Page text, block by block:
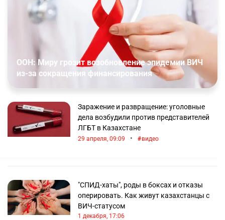
ООН: Миру грозит возобновление эпидемии ВИЧ
из-за сокращения финансирования
Заражение и развращение: уголовные
дела возбудили против представителей
ЛГБТ в Казахстане
29 апреля, 09:09 • видео
"СПИД-хаты", роды в боксах и отказы
оперировать. Как живут казахстанцы с
ВИЧ-статусом
1 декабря, 17:06